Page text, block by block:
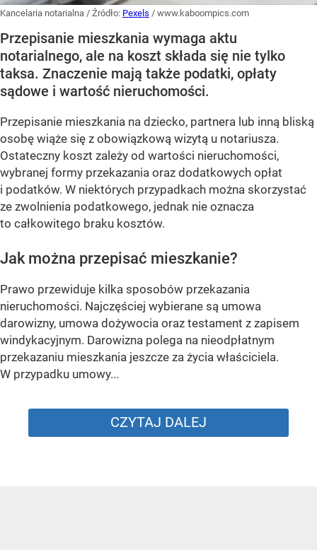
Kancelaria notarialna / Źródło: Pexels / www.kaboompics.com
Przepisanie mieszkania wymaga aktu
notarialnego, ale na koszt składa się nie tylko
taksa. Znaczenie mają także podatki, opłaty
sądowe i wartość nieruchomości.
Przepisanie mieszkania na dziecko, partnera lub inną bliską
osobę wiąże się z obowiązkową wizytą u notariusza.
Ostateczny koszt zależy od wartości nieruchomości,
wybranej formy przekazania oraz dodatkowych opłat
i podatków. W niektórych przypadkach można skorzystać
ze zwolnienia podatkowego, jednak nie oznacza
to całkowitego braku kosztów.
Jak można przepisać mieszkanie?
Prawo przewiduje kilka sposobów przekazania
nieruchomości. Najczęściej wybierane są umowa
darowizny, umowa dożywocia oraz testament z zapisem
windykacyjnym. Darowizna polega na nieodpłatnym
przekazaniu mieszkania jeszcze za życia właściciela.
W przypadku umowy...
CZYTAJ DALEJ